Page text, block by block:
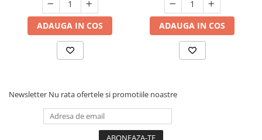
ADAUGA IN COS ADAUGA IN COS
Newsletter Nu rata ofertele si promotiile noastre